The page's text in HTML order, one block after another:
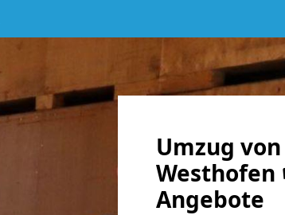
Umzug
Westhofen
Angebote